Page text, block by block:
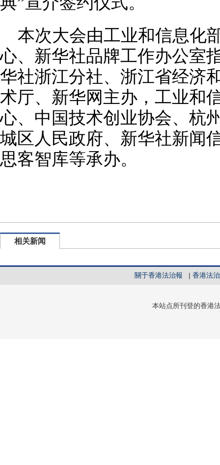
本次大会由工业和信息化
心、新华社品牌工作办公室
华社浙江分社、浙江省经济
术厅、新华网主办，工业和
心、中国技术创业协会、杭
城区人民政府、新华社新闻
思客智库等承办。
相关新闻
關于香港法治報 | 香港法
本站点所刊登的香港